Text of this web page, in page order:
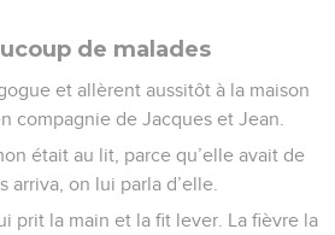
de malades
et allèrent aussitôt à la maison
compagnie de Jacques et Jean.
était au lit, parce qu’elle avait de
arriva, on lui parla d’elle.
prit la main et la fit lever. La fièvre la